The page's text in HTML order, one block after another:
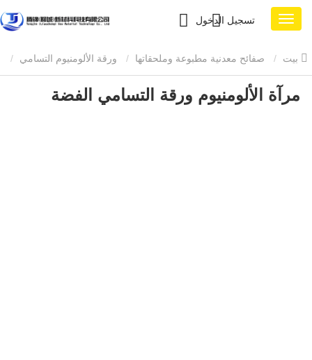
تسجيل الدخول
صفائح معدنية مطبوعة وملحقاتها ورقة الألومنيوم التسامي
مرآة الألومنيوم ورقة التسامي الفضة
مرآة الألومنيوم ورقة التسامي الفضة